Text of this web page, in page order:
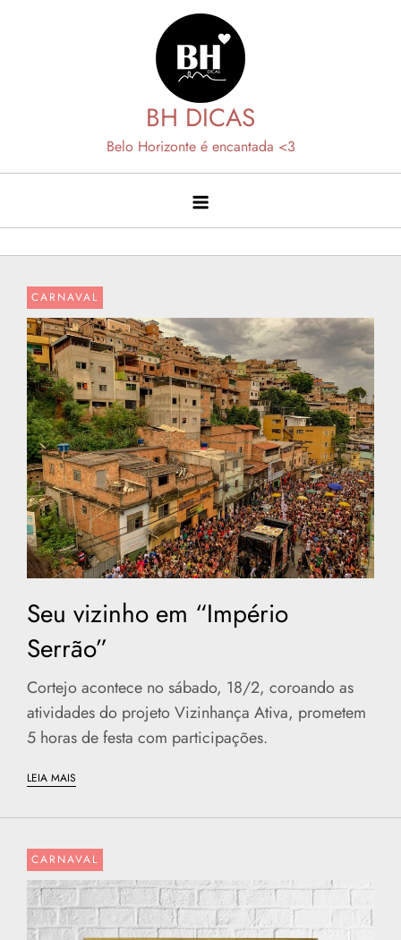
BH DICAS
Belo Horizonte é encantada <3
CARNAVAL
Seu vizinho em “Império
Serrão”
Cortejo acontece no sábado, 18/2, coroando as
atividades do projeto Vizinhança Ativa, prometem
5 horas de festa com participações.
LEIA MAIS
CARNAVAL